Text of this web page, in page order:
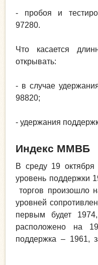
- пробоя и
97280.
Что касается
открывать:
- в случае
98820;
- удержания
Индекс ММВБ
В среду 19 октября
уровень поддержки
торгов произошло
уровней
первым будет
расположено на
поддержка – 1961,